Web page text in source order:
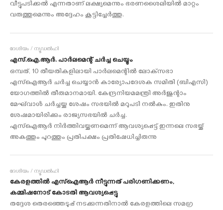
വീട്ടുപടിക്കല്‍ എന്നതാണ് ലക്ഷ്യമെന്നും ഭരണശൈലിയില്‍ മാറ്റം
വരുത്തുമെന്നും അദ്ദേഹം കൂട്ടിച്ചേര്‍ത്തു.
ദേശീയം / ന്യൂഡല്‍ഹി
എസ്.ഐ.ആര്‍. പാര്‍ലമെന്റ് ചര്‍ച്ച ചെയ്യും
ഒമ്പത്, 10 തീയതികളിലായി പാര്‍ലമെന്റില്‍ ലോക്‌സഭാ
എസ്‌ഐആര്‍ ചര്‍ച്ച ചെയ്യാന്‍ കാര്യോപദേശക സമിതി (ബിഎസി)
യോഗത്തില്‍ തീരുമാനമായി. കേന്ദ്രനിയമമന്ത്രി അര്‍ജുന്റാം
മേഘ്‌വാള്‍ ചര്‍ച്ചയ്ക്കു ശേഷം സഭയില്‍ മറുപടി നല്‍കും. ഇതിനു
ശേഷമായിരിക്കും രാജ്യസഭയില്‍ ചര്‍ച്ച.
എസ്‌ഐആര്‍ നിര്‍ത്തിവയ്ക്കണമെന്ന് ആവശ്യപ്പെട്ട് ഇന്നലെ സഭയ്ക്ക്
അകത്തും പുറത്തും പ്രതിപക്ഷം പ്രതിഷേധിച്ചിരുന്നു
ദേശീയം / ന്യൂഡല്‍ഹി
കേരളത്തില്‍ എസ്‌ഐആര്‍ നീട്ടുന്നത് പരിഗണിക്കണം,
കമ്മിഷനോട് കോടതി ആവശ്യപ്പെട്ടു
തദ്ദേശ തെരഞ്ഞെടുപ്പ് നടക്കുന്നതിനാല്‍ കേരളത്തിലെ സമഗ്ര